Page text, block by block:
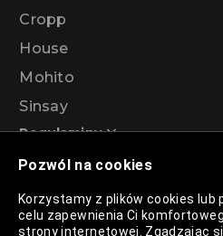
Pozwól na cookies
Korzystamy z plików cookies lub
celu zapewnienia Ci
strony internetowej. Zgadzając
Cropp
House
Mohito
Sinsay
Regulaminy
Regulamin akcji
rabatowy 99%